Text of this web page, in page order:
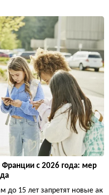
Франции с 2026 года: мер
до 15 лет запретят новые ак